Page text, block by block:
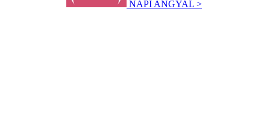
NAPI ANGYAL >